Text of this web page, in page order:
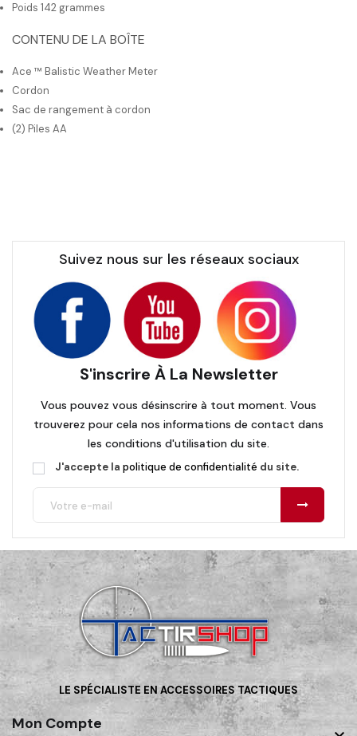
Poids 142 grammes
CONTENU DE LA BOÎTE
Ace ™ Balistic Weather Meter
Cordon
Sac de rangement à cordon
(2) Piles AA
Suivez nous sur les réseaux sociaux
S'inscrire À La Newsletter
Vous pouvez vous désinscrire à tout moment. Vous
trouverez pour cela nos informations de contact dans
les conditions d'utilisation du site.
J'accepte la politique de confidentialité du site.
LE SPÉCIALISTE EN ACCESSOIRES TACTIQUES
Mon Compte